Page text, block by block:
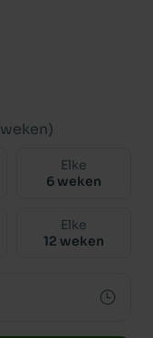
en worden
zien dat dit de
eend in het
Elke
6 weken
Elke
12 weken